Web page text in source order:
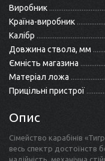
Виробник
Країна-виробник
Калібр
Довжина ствола, мм
Ємність магазина
Матеріал ложа
Прицільні пристрої
Опис
Сімейство карабінів
весь спектр достоїнств
надійність, механічна